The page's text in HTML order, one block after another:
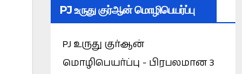
PJ உருது குர்ஆன் மொழிபெயர்ப்பு
PJ உருது குர்ஆன்
மொழிபெயர்ப்பு - பிரபலமான 3